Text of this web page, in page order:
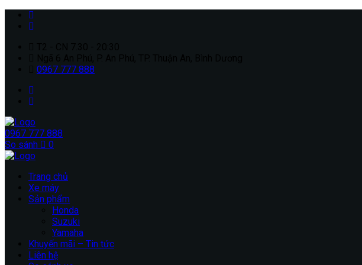
0967 777 888
0967 777 888
So sánh
0
Trang chủ
Xe máy
Sản phẩm
Honda
Suzuki
Yamaha
Khuyến mãi – Tin tức
Liên hệ